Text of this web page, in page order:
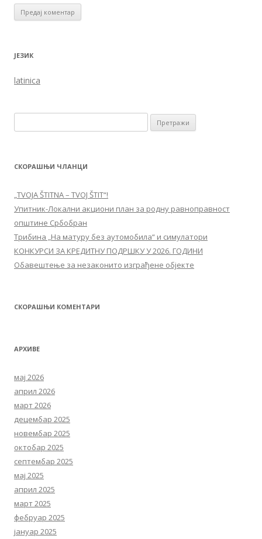
ЈЕЗИК
latinica
СКОРАШЊИ ЧЛАНЦИ
„TVOJA ŠTITNA – TVOJ ŠTIT“!
Упитник-Локални акциони план за родну равноправност
општине Србобран
Трибина „На матуру без аутомобила“ и симулатори
КОНКУРСИ ЗА КРЕДИТНУ ПОДРШКУ У 2026. ГОДИНИ
Обавештење за незаконито изграђене објекте
СКОРАШЊИ КОМЕНТАРИ
АРХИВЕ
мај 2026
април 2026
март 2026
децембар 2025
новембар 2025
октобар 2025
септембар 2025
мај 2025
април 2025
март 2025
фебруар 2025
јануар 2025